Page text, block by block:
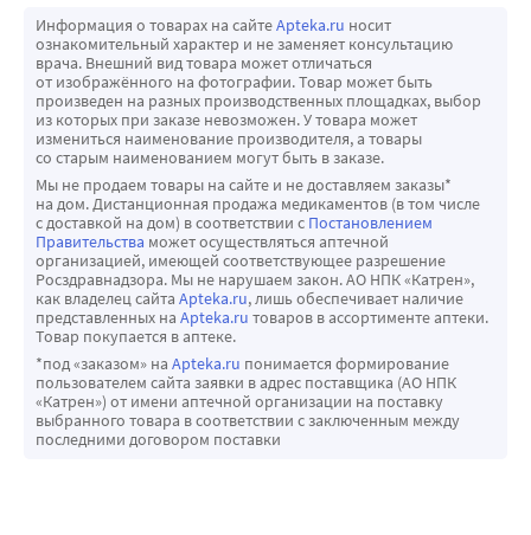
Информация о товарах на сайтеApteka.ru носит
ознакомительный характер и не заменяет консультацию
врача. Внешний вид товара может отличаться
от изображённого на фотографии. Товар может быть
произведен на разных производственных площадках, выбор
из которых при заказе невозможен. У товара может
измениться наименование производителя, а товары
со старым наименованием могут быть в заказе.
Мы не продаем товары на сайте и не доставляем заказы*
на дом. Дистанционная продажа медикаментов (в том числе
с доставкой на дом) в соответствии с Постановлением
Правительства может осуществляться аптечной
организацией, имеющей соответствующее разрешение
Росздравнадзора. Мы не нарушаем закон. АО НПК «Катрен»,
как владелец сайта Apteka.ru, лишь обеспечивает наличие
представленных на Apteka.ru товаров в ассортименте аптеки.
Товар покупается в аптеке.
*под «заказом» на Apteka.ru понимается формирование
пользователем сайта заявки в адрес поставщика (АО НПК
«Катрен») от имени аптечной организации на поставку
выбранного товара в соответствии с заключенным между
последними договором поставки